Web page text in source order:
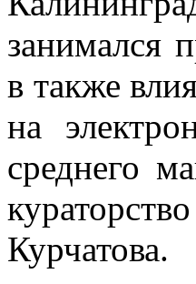
занимался
в также
на
среднего
Курчатова.